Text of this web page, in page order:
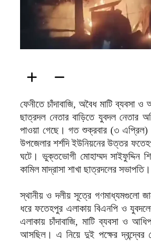
ফেনীতে চাঁদাবাজি, অবৈধ মাটি ব্যবসা ও
ছাত্রদল নেতার বাড়িতে যুবদল নেতার
পাওয়া গেছে। গত শুক্রবার (৩ এপ্রিল)
উপজেলার শর্শদি ইউনিয়নের উত্তর
ঘটে। ভুক্তভোগী মোহাম্মদ সাইফুদ্দিন
কামিল মাদ্রাসা শাখা ছাত্রদলের সভাপতি।
স্থানীয় ও দলীয় সূত্রে গণমাধ্যমগুলো
ধরে ফতেহপুর এলাকায় বিএনপি ও
এলাকায় চাঁদাবাজি, মাটি ব্যবসা ও
আসছিল। এ নিয়ে দুই পক্ষের দ্বন্দ্বের